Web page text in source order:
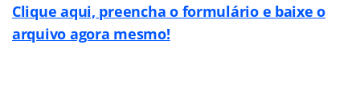
Clique aqui, preencha o formulário e baixe o
arquivo agora mesmo!